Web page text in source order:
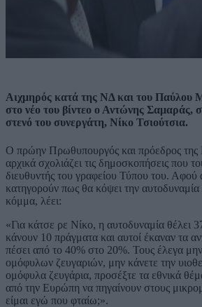
Αιχμηρός κατά της ΝΔ και του Παύλου
στο νέο του βίντεο ο Αντώνης Σαμαράς,
στενό του συνεργάτη, Νίκο Τσιούτσια.
Ο πρώην Πρωθυπουργός και πρόεδρος της
αρχικά σχολιάζει τις δημοσκοπήσεις που
διευθυντής του γραφείου Τύπου του. Αφού
κατηγορούν πως θα κόψει την
κόμμα, λέει:
«Για κάτσε ρε Νίκο, η αυτοδυναμία θέλει
κάνουν 10 πράγματα και αυτοί έκαναν τα
πέσει από το 40% στο 20%. Τους έλεγα
ομόφυλων ζευγαριών, μην κάνετε την
ομόφυλα ζευγάρια, προσέξτε τα εθνικά
από την Ευρώπη να πηγαίνουν στους
είμαι εγώ που φταίω;».